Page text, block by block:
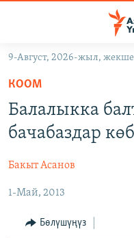
Навигацияга
өтүңүз
Издөөгө
салыңызКЫРГЫЗСТАН
ЭКОНОМИКА
МАДАНИЯТ
ДҮЙНӨ
БОРБОР АЗИЯ
АТАЙЫН ИЛИКТӨӨ
ТВ ПРОГРАММАЛАР
БҮГҮН АЗАТТЫКТА
ПОДКАСТ
9-Август, 2026-жыл,
КООМ
Балалыкка
бачабаздар
Бакыт Асанов
1-Май, 2013
Бөлүшүңүз